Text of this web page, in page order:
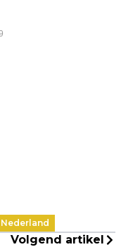
Volgend artikel